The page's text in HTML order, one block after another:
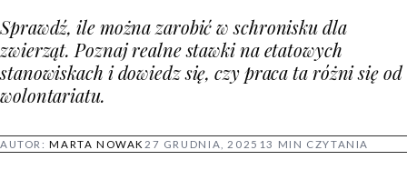
Sprawdź, ile można zarobić w schronisku dla
zwierząt. Poznaj realne stawki na etatowych
stanowiskach i dowiedz się, czy praca ta różni się od
wolontariatu.
AUTOR:MARTA NOWAK 27 GRUDNIA, 2025 13 MIN CZYTANIA